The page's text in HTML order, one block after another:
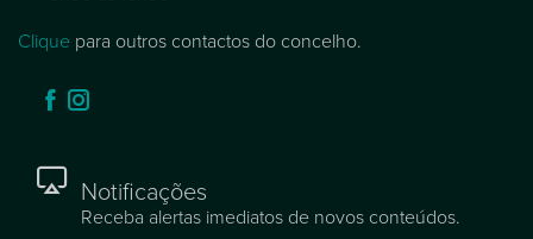
Clique para outros contactos do concelho.
Notificações
Receba alertas imediatos de novos conteúdos.